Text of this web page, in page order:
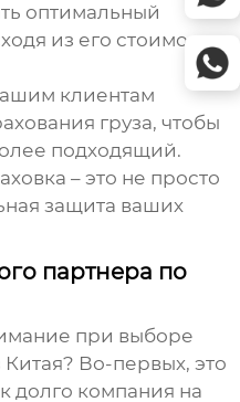
оптимальный
из его стоимости
клиентам
груза, чтобы
подходящий.
– это не просто
защита ваших
партнера по
при выборе
Китая? Во-первых, это
долго компания на